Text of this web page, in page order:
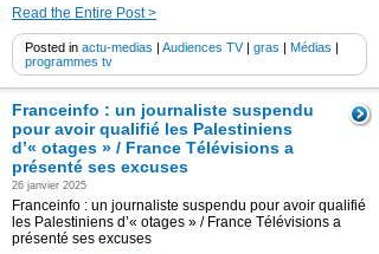
Read the Entire Post >
Posted in actu-medias | Audiences TV| gras | Médias |
programmes tv
Franceinfo : un journaliste suspendu
pour avoir qualifié les Palestiniens
d’« otages » / France Télévisions a
présenté ses excuses
26 janvier 2025
Franceinfo : un journaliste suspendu pour avoir qualifié
les Palestiniens d’« otages » / France Télévisions a
présenté ses excuses